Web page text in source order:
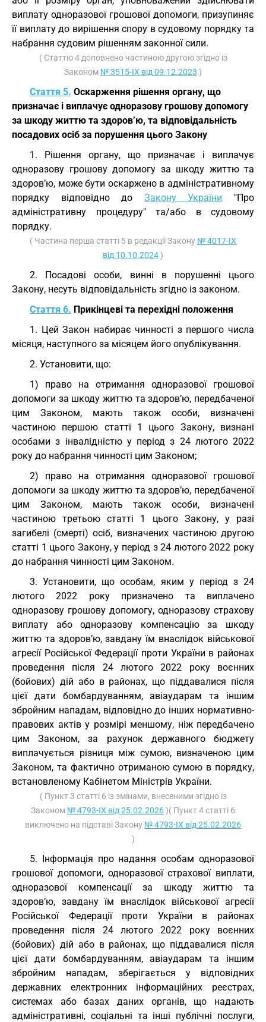
виплату одноразової грошової допомоги, призупиняє
її виплату до вирішення спору в судовому порядку та
набрання судовим рішенням законної сили.
( Статтю 4 доповнено частиною другою згідно із
Законом № 3515-IX від 09.12.2023 )
Стаття 5. Оскарження рішення органу, що
призначає і виплачує одноразову грошову допомогу
за шкоду життю та здоров’ю, та відповідальність
посадових осіб за порушення цього Закону
1. Рішення органу, що призначає і виплачує
одноразову грошову допомогу за шкоду життю та
здоров’ю, може бути оскаржено в адміністративному
порядку відповідно до Закону України "Про
адміністративну процедуру" та/або в судовому
порядку.
( Частина перша статті 5 в редакції Закону № 4017-IX
від 10.10.2024)
2. Посадові особи, винні в порушенні цього
Закону, несуть відповідальність згідно із законом.
Стаття 6. Прикінцеві та перехідні положення
1. Цей Закон набирає чинності з першого числа
місяця, наступного за місяцем його опублікування.
2. Установити, що:
1) право на отримання одноразової грошової
допомоги за шкоду життю та здоров’ю, передбаченої
цим Законом, мають також особи, визначені
частиною першою статті 1 цього Закону, визнані
особами з інвалідністю у період з 24 лютого 2022
року до набрання чинності цим Законом;
2) право на отримання одноразової грошової
допомоги за шкоду життю та здоров’ю, передбаченої
цим Законом, мають також особи, визначені
частиною третьою статті 1 цього Закону, у разі
загибелі (смерті) осіб, визначених частиною другою
статті 1 цього Закону, у період з 24 лютого 2022 року
до набрання чинності цим Законом.
3. Установити, що особам, яким у період з 24
лютого 2022 року призначено та виплачено
одноразову грошову допомогу, одноразову страхову
виплату або одноразову компенсацію за шкоду
життю та здоров’ю, завдану їм внаслідок військової
агресії Російської Федерації проти України в районах
проведення після 24 лютого 2022 року воєнних
(бойових) дій або в районах, що піддавалися після
цієї дати бомбардуванням, авіаударам та іншим
збройним нападам, відповідно до інших нормативно-
правових актів у розмірі меншому, ніж передбачено
цим Законом, за рахунок державного бюджету
виплачується різниця між сумою, визначеною цим
Законом, та фактично отриманою сумою в порядку,
встановленому Кабінетом Міністрів України.
( Пункт 3 статті 6 із змінами, внесеними згідно із
Законом № 4793-IX від 25.02.2026)( Пункт 4 статті 6
виключено на підставі Закону № 4793-IX від 25.02.2026
)
5. Інформація про надання особам одноразової
грошової допомоги, одноразової страхової виплати,
одноразової компенсації за шкоду життю та
здоров’ю, завдану їм внаслідок військової агресії
Російської Федерації проти України в районах
проведення після 24 лютого 2022 року воєнних
(бойових) дій або в районах, що піддавалися після
цієї дати бомбардуванням, авіаударам та іншим
збройним нападам, зберігається у відповідних
державних електронних інформаційних реєстрах,
системах або базах даних органів, що надають
адміністративні, соціальні та інші публічні послуги,